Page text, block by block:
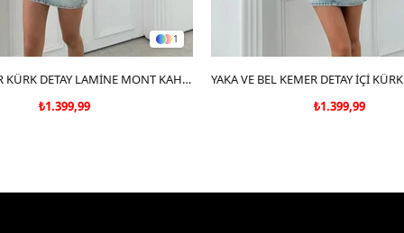
1
SEPETE EKLE
YAKA KEMER KÜRK DETAY LAMİNE MONT KAHVE 3098
₺1.399,99
SEPETE EKLE
₺1.399,99